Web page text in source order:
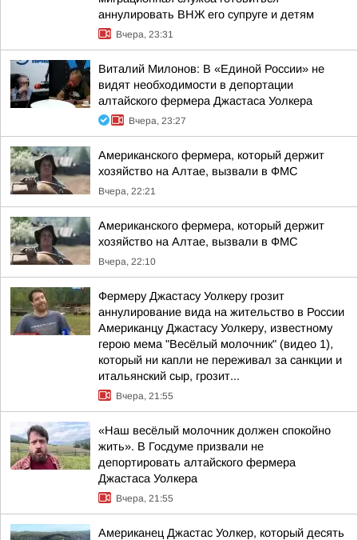
аннулировать ВНЖ его супруге и детям
Вчера, 23:31
Виталий Милонов: В «Единой России» не
видят необходимости в депортации
алтайского фермера Джастаса Уолкера
Вчера, 23:27
Американского фермера, который держит
хозяйство на Алтае, вызвали в ФМС
Вчера, 22:21
Американского фермера, который держит
хозяйство на Алтае, вызвали в ФМС
Вчера, 22:10
Фермеру Джастасу Уолкеру грозит
аннулирование вида на жительство в России
Американцу Джастасу Уолкеру, известному
герою мема "Весёлый молочник" (видео 1),
который ни капли не переживал за санкции и
итальянский сыр, грозит...
Вчера, 21:55
«Наш весёлый молочник должен спокойно
жить». В Госдуме призвали не
депортировать алтайского фермера
Джастаса Уолкера
Вчера, 21:55
Американец Джастас Уолкер, который десять